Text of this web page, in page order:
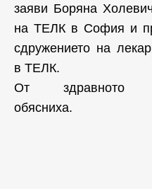
заяви Боряна
на ТЕЛК в София и
сдружението на
в ТЕЛК.
От здравното
обясниха.